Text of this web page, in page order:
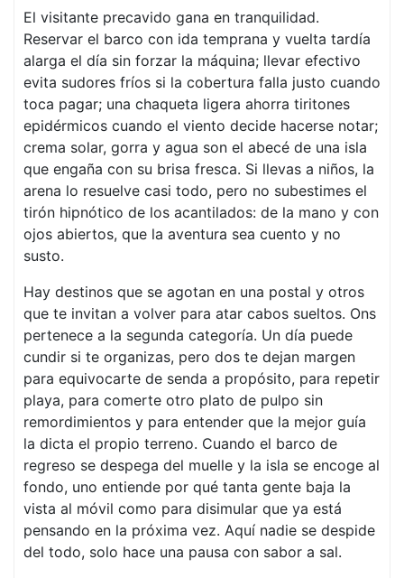
El visitante precavido gana en tranquilidad.
Reservar el barco con ida temprana y vuelta tardía
alarga el día sin forzar la máquina; llevar efectivo
evita sudores fríos si la cobertura falla justo cuando
toca pagar; una chaqueta ligera ahorra tiritones
epidérmicos cuando el viento decide hacerse notar;
crema solar, gorra y agua son el abecé de una isla
que engaña con su brisa fresca. Si llevas a niños, la
arena lo resuelve casi todo, pero no subestimes el
tirón hipnótico de los acantilados: de la mano y con
ojos abiertos, que la aventura sea cuento y no
susto.
Hay destinos que se agotan en una postal y otros
que te invitan a volver para atar cabos sueltos. Ons
pertenece a la segunda categoría. Un día puede
cundir si te organizas, pero dos te dejan margen
para equivocarte de senda a propósito, para repetir
playa, para comerte otro plato de pulpo sin
remordimientos y para entender que la mejor guía
la dicta el propio terreno. Cuando el barco de
regreso se despega del muelle y la isla se encoge al
fondo, uno entiende por qué tanta gente baja la
vista al móvil como para disimular que ya está
pensando en la próxima vez. Aquí nadie se despide
del todo, solo hace una pausa con sabor a sal.